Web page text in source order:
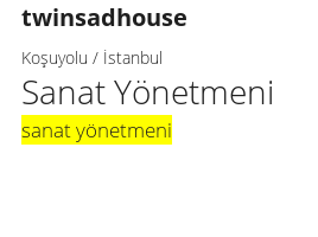
twinsadhouse
Koşuyolu / İstanbul
Sanat Yönetmeni
sanat yönetmeni